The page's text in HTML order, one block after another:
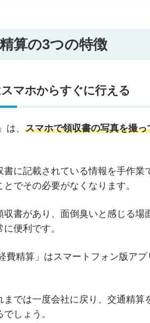
算の3つの特徴
マホからすぐに行える
は、 スマホで領収書の写真を撮
書に記載されている情報を手作
でその必要がなくなります。
収書があり、面倒臭いと感じる
便利です。
費精算」はスマートフォン版ア
までは一度会社に戻り、交通精
しょう。